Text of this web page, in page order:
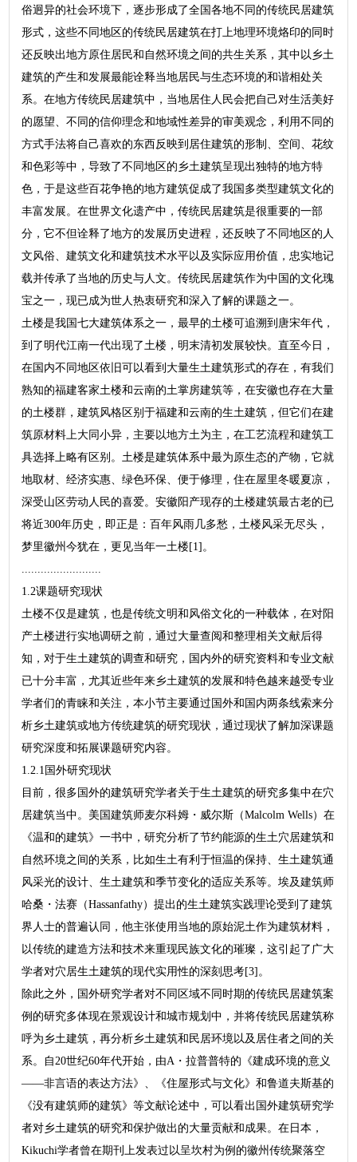
俗迥异的社会环境下，逐步形成了全国各地不同的传统民居建筑
形式，这些不同地区的传统民居建筑在打上地理环境烙印的同时
还反映出地方原住居民和自然环境之间的共生关系，其中以乡土
建筑的产生和发展最能诠释当地居民与生态环境的和谐相处关
系。在地方传统民居建筑中，当地居住人民会把自己对生活美好
的愿望、不同的信仰理念和地域性差异的审美观念，利用不同的
方式手法将自己喜欢的东西反映到居住建筑的形制、空间、花纹
和色彩等中，导致了不同地区的乡土建筑呈现出独特的地方特
色，于是这些百花争艳的地方建筑促成了我国多类型建筑文化的
丰富发展。在世界文化遗产中，传统民居建筑是很重要的一部
分，它不但诠释了地方的发展历史进程，还反映了不同地区的人
文风俗、建筑文化和建筑技术水平以及实际应用价值，忠实地记
载并传承了当地的历史与人文。传统民居建筑作为中国的文化瑰
宝之一，现已成为世人热衷研究和深入了解的课题之一。
土楼是我国七大建筑体系之一，最早的土楼可追溯到唐宋年代，
到了明代江南一代出现了土楼，明末清初发展较快。直至今日，
在国内不同地区依旧可以看到大量生土建筑形式的存在，有我们
熟知的福建客家土楼和云南的土掌房建筑等，在安徽也存在大量
的土楼群，建筑风格区别于福建和云南的生土建筑，但它们在建
筑原材料上大同小异，主要以地方土为主，在工艺流程和建筑工
具选择上略有区别。土楼是建筑体系中最为原生态的产物，它就
地取材、经济实惠、绿色环保、便于修理，住在屋里冬暖夏凉，
深受山区劳动人民的喜爱。安徽阳产现存的土楼建筑最古老的已
将近300年历史，即正是：百年风雨几多愁，土楼风采无尽头，
梦里徽州今犹在，更见当年一土楼[1]。
1.2课题研究现状
土楼不仅是建筑，也是传统文明和风俗文化的一种载体，在对阳
产土楼进行实地调研之前，通过大量查阅和整理相关文献后得
知，对于生土建筑的调查和研究，国内外的研究资料和专业文献
已十分丰富，尤其近些年来乡土建筑的发展和特色越来越受专业
学者们的青睐和关注，本小节主要通过国外和国内两条线索来分
析乡土建筑或地方传统建筑的研究现状，通过现状了解加深课题
研究深度和拓展课题研究内容。
1.2.1国外研究现状
目前，很多国外的建筑研究学者关于生土建筑的研究多集中在穴
居建筑当中。美国建筑师麦尔科姆・威尔斯（Malcolm Wells）在
《温和的建筑》一书中，研究分析了节约能源的生土穴居建筑和
自然环境之间的关系，比如生土有利于恒温的保持、生土建筑通
风采光的设计、生土建筑和季节变化的适应关系等。埃及建筑师
哈桑・法赛（Hassanfathy）提出的生土建筑实践理论受到了建筑
界人士的普遍认同，他主张使用当地的原始泥土作为建筑材料，
以传统的建造方法和技术来重现民族文化的璀璨，这引起了广大
学者对穴居生土建筑的现代实用性的深刻思考[3]。
除此之外，国外研究学者对不同区域不同时期的传统民居建筑案
例的研究多体现在景观设计和城市规划中，并将传统民居建筑称
呼为乡土建筑，再分析乡土建筑和民居环境以及居住者之间的关
系。自20世纪60年代开始，由A・拉普普特的《建成环境的意义
——非言语的表达方法》、《住屋形式与文化》和鲁道夫斯基的
《没有建筑师的建筑》等文献论述中，可以看出国外建筑研究学
者对乡土建筑的研究和保护做出的大量贡献和成果。在日本，
Kikuchi学者曾在期刊上发表过以呈坎村为例的徽州传统聚落空